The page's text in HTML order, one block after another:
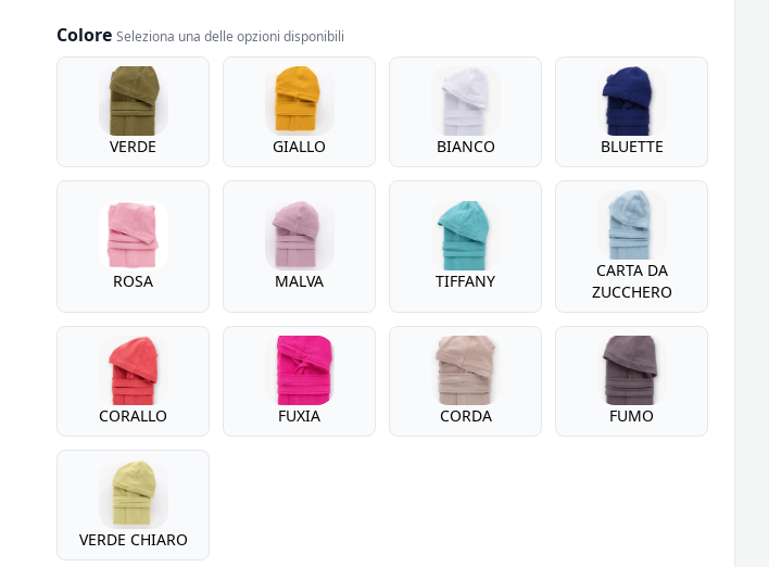
Colore Seleziona una delle opzioni disponibili
Colore
VERDE GIALLO BIANCO BLUETTE
ROSA MALVA TIFFANY
CARTA DA
ZUCCHERO
CORALLO FUXIA CORDA FUMO
VERDE CHIARO